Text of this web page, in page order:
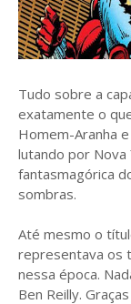
Tudo sobre a
exatamente o
Homem-Aranha
lutando por Nova
fantasmagórica
sombras.
Até mesmo o
representava os
nessa época.
Ben Reilly.